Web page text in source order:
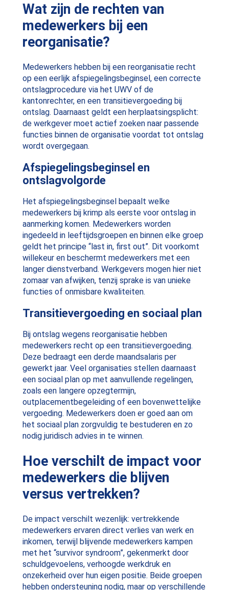
Wat zijn de rechten van
medewerkers bij een
reorganisatie?
Medewerkers hebben bij een reorganisatie recht
op een eerlijk afspiegelingsbeginsel, een correcte
ontslagprocedure via het UWV of de
kantonrechter, en een transitievergoeding bij
ontslag. Daarnaast geldt een herplaatsingsplicht:
de werkgever moet actief zoeken naar passende
functies binnen de organisatie voordat tot ontslag
wordt overgegaan.
Afspiegelingsbeginsel en
ontslagvolgorde
Het afspiegelingsbeginsel bepaalt welke
medewerkers bij krimp als eerste voor ontslag in
aanmerking komen. Medewerkers worden
ingedeeld in leeftijdsgroepen en binnen elke groep
geldt het principe “last in, first out”. Dit voorkomt
willekeur en beschermt medewerkers met een
langer dienstverband. Werkgevers mogen hier niet
zomaar van afwijken, tenzij sprake is van unieke
functies of onmisbare kwaliteiten.
Transitievergoeding en sociaal plan
Bij ontslag wegens reorganisatie hebben
medewerkers recht op een transitievergoeding.
Deze bedraagt een derde maandsalaris per
gewerkt jaar. Veel organisaties stellen daarnaast
een sociaal plan op met aanvullende regelingen,
zoals een langere opzegtermijn,
outplacementbegeleiding of een bovenwettelijke
vergoeding. Medewerkers doen er goed aan om
het sociaal plan zorgvuldig te bestuderen en zo
nodig juridisch advies in te winnen.
Hoe verschilt de impact voor
medewerkers die blijven
versus vertrekken?
De impact verschilt wezenlijk: vertrekkende
medewerkers ervaren direct verlies van werk en
inkomen, terwijl blijvende medewerkers kampen
met het “survivor syndroom”, gekenmerkt door
schuldgevoelens, verhoogde werkdruk en
onzekerheid over hun eigen positie. Beide groepen
hebben ondersteuning nodig, maar op verschillende